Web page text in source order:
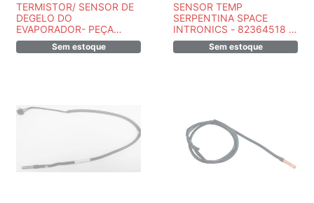
TERMISTOR/ SENSOR DE
DEGELO DO
EVAPORADOR- PEÇA
ORIGINAL DAIKIN -
6023935MSem estoque
SENSOR TEMP
SERPENTINA SPACE
INTRONICS - 82364518 -
PEÇA ORIGINAL
Sem estoque